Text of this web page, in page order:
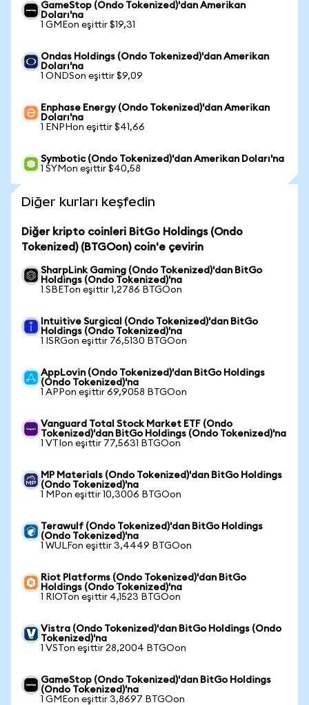
GameStop (Ondo Tokenized)'dan Amerikan
Doları'na
1 GMEon eşittir $19,31
Ondas Holdings (Ondo Tokenized)'dan Amerikan
Doları'na
1 ONDSon eşittir $9,09
Enphase Energy (Ondo Tokenized)'dan Amerikan
Doları'na
1 ENPHon eşittir $41,66
Symbotic (Ondo Tokenized)'dan Amerikan Doları'na
1 SYMon eşittir $40,58
Diğer kurları keşfedin
Diğer kripto coinleri BitGo Holdings (Ondo
Tokenized) (BTGOon) coin'e çevirin
SharpLink Gaming (Ondo Tokenized)'dan BitGo
Holdings (Ondo Tokenized)'na
1 SBETon eşittir 1,2786 BTGOon
Intuitive Surgical (Ondo Tokenized)'dan BitGo
Holdings (Ondo Tokenized)'na
1 ISRGon eşittir 76,5130 BTGOon
AppLovin (Ondo Tokenized)'dan BitGo Holdings
(Ondo Tokenized)'na
1 APPon eşittir 69,9058 BTGOon
Vanguard Total Stock Market ETF (Ondo
Tokenized)'dan BitGo Holdings (Ondo Tokenized)'na
1 VTIon eşittir 77,5631 BTGOon
MP Materials (Ondo Tokenized)'dan BitGo Holdings
(Ondo Tokenized)'na
1 MPon eşittir 10,3006 BTGOon
Terawulf (Ondo Tokenized)'dan BitGo Holdings
(Ondo Tokenized)'na
1 WULFon eşittir 3,4449 BTGOon
Riot Platforms (Ondo Tokenized)'dan BitGo
Holdings (Ondo Tokenized)'na
1 RIOTon eşittir 4,1523 BTGOon
Vistra (Ondo Tokenized)'dan BitGo Holdings (Ondo
Tokenized)'na
1 VSTon eşittir 28,2004 BTGOon
GameStop (Ondo Tokenized)'dan BitGo Holdings
(Ondo Tokenized)'na
1 GMEon eşittir 3,8697 BTGOon